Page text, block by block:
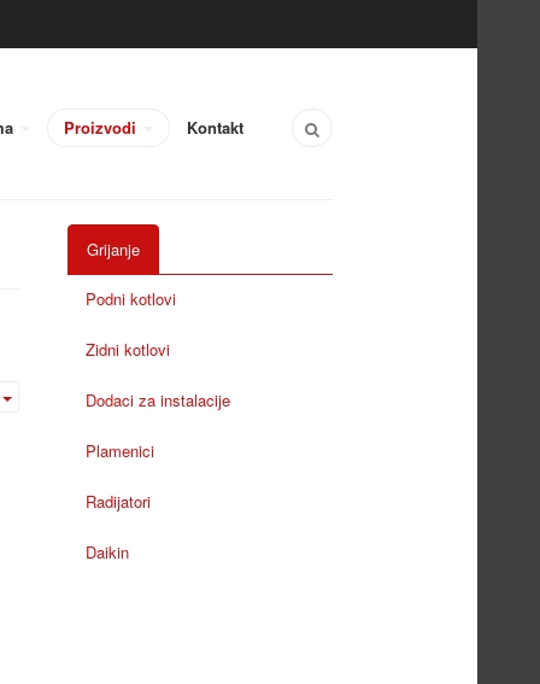
Proizvodi Kontakt
Grijanje
Podni kotlovi
Zidni kotlovi
Dodaci za instalacije
Plamenici
Radijatori
Daikin